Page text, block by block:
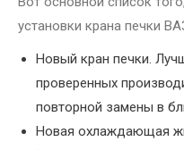
установки крана печки
Новый кран печки.
проверенных
повторной замены в
Новая охлаждающая